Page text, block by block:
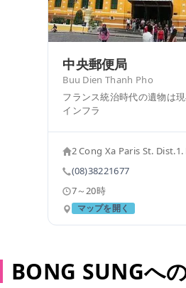
中央郵便局
Buu Dien Thanh Pho
フランス統治時代の遺物は
インフラ
2 Cong Xa Paris St.
(08)38221677
7～20時
マップを開く
BONG SUNGへ